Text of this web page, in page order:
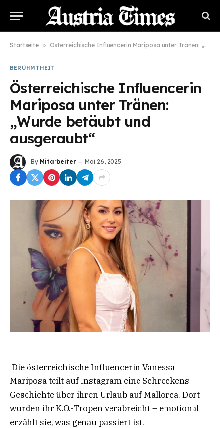
Startseite » Österreichische Influencerin Mariposa unter Tränen: „Wurde betäubt und ausgeraubt“
BERÜHMTHEIT
Österreichische Influencerin
Mariposa unter Tränen:
„Wurde betäubt und
ausgeraubt“
By Mitarbeiter Mai 26, 2025
Die österreichische Influencerin Vanessa
Mariposa teilt auf Instagram eine Schreckens-
Geschichte über ihren Urlaub auf Mallorca. Dort
wurden ihr K.O.-Tropen verabreicht – emotional
erzählt sie, was genau passiert ist.